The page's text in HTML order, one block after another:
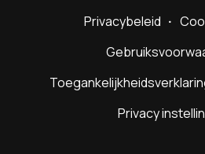
Privacybeleid
Privacy